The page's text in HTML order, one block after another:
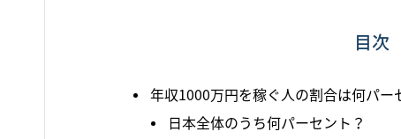
目次
年収1000万円を稼ぐ人の割合は何パー
日本全体のうち何パーセント？